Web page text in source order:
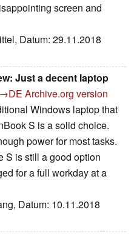
screen and
Datum: 29.11.2018
Just a decent laptop
Archive.org version
Windows laptop that
S is a solid choice.
power for most tasks.
S is still a good option
for a full workday at a
Datum: 10.11.2018